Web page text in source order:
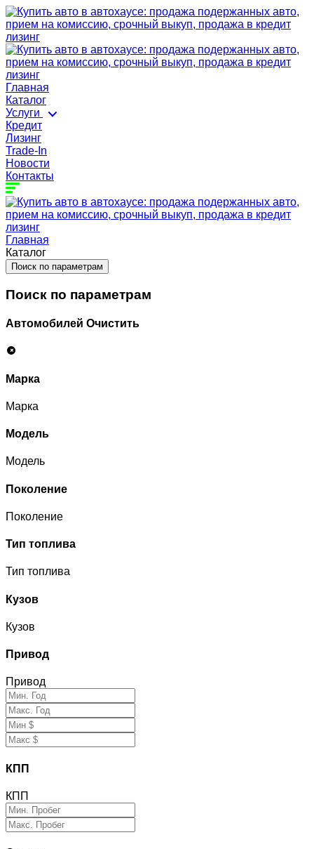
Главная
Каталог
Услуги
Кредит
Лизинг
Trade-In
Новости
Контакты
Главная
Каталог
Поиск по параметрам
Поиск по параметрам
Автомобилей Очистить
Марка
Марка
Модель
Модель
Поколение
Поколение
Тип топлива
Тип топлива
Кузов
Кузов
Привод
Привод
КПП
КПП